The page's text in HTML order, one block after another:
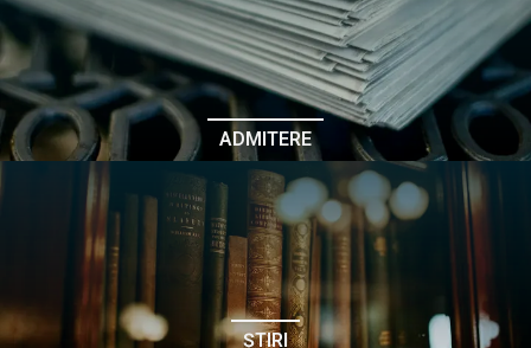
Admitere
Erasmus & Internațional
Despre Facultate
ADMITERE
ȘTIRI